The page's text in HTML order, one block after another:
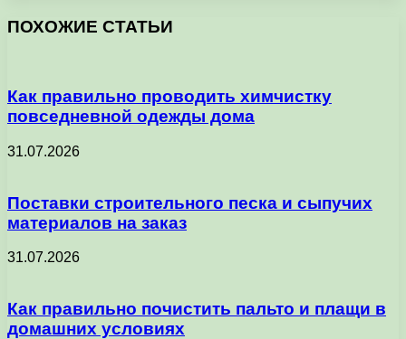
ПОХОЖИЕ СТАТЬИ
Как правильно проводить химчистку
повседневной одежды дома
31.07.2026
Поставки строительного песка и сыпучих
материалов на заказ
31.07.2026
Как правильно почистить пальто и плащи в
домашних условиях